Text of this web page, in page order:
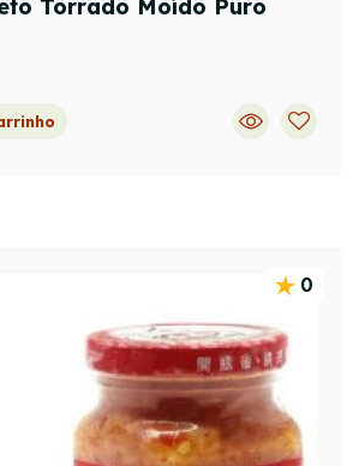
Torrado Moído Puro
0